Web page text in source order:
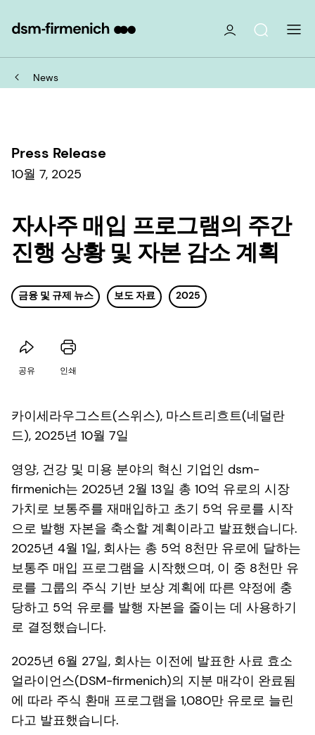
News
Press Release
10월 7, 2025
자사주 매입 프로그램의 주간
진행 상황 및 자본 감소 계획
금융 및 규제 뉴스 보도 자료 2025
공유 인쇄
카이세라우그스트(스위스), 마스트리흐트(네덜란
드), 2025년 10월 7일
영양, 건강 및 미용 분야의 혁신 기업인 dsm-
firmenich는 2025년 2월 13일 총 10억 유로의 시장
가치로 보통주를 재매입하고 초기 5억 유로를 시작
으로 발행 자본을 축소할 계획이라고 발표했습니다.
2025년 4월 1일, 회사는 총 5억 8천만 유로에 달하는
보통주 매입 프로그램을 시작했으며, 이 중 8천만 유
로를 그룹의 주식 기반 보상 계획에 따른 약정에 충
당하고 5억 유로를 발행 자본을 줄이는 데 사용하기
로 결정했습니다.
2025년 6월 27일, 회사는 이전에 발표한 사료 효소
얼라이언스(DSM-firmenich)의 지분 매각이 완료됨
에 따라 주식 환매 프로그램을 1,080만 유로로 늘린
다고 발표했습니다.